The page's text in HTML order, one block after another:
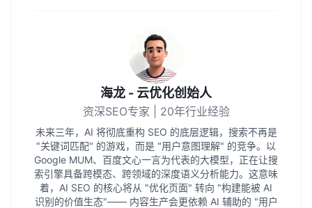
海龙 - 云优化创始人
资深SEO专家 | 20年行业经验
未来三年，AI 将彻底重构 SEO 的底层逻辑，搜索不再是
"关键词匹配" 的游戏，而是 "用户意图理解" 的竞争。以
Google MUM、百度文心一言为代表的大模型，正在让搜
索引擎具备跨模态、跨领域的深度语义分析能力。这意味
着，AI SEO 的核心将从 "优化页面" 转向 "构建能被 AI
识别的价值生态"—— 内容生产会更依赖 AI 辅助的 "用户